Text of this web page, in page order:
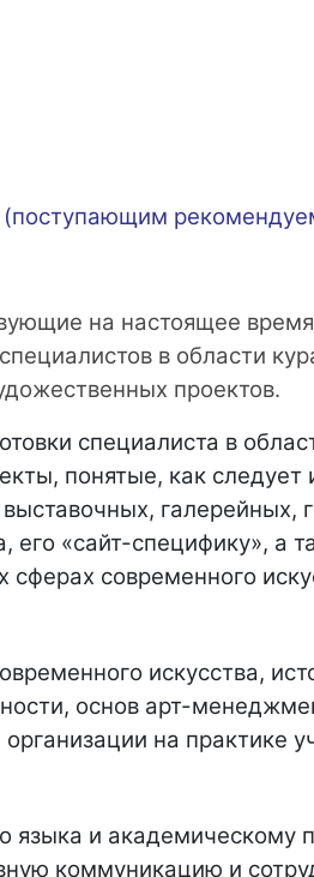
поступающим
на настоящее
в области
проектов.
специалиста в
понятые, как следует
галерейных,
«сайт-специфику», а
современного
искусства,
основ арт-
на практике
языка и академическому
коммуникацию и